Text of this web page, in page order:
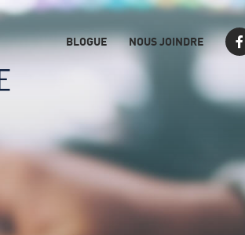
BLOGUE NOUS JOINDRE